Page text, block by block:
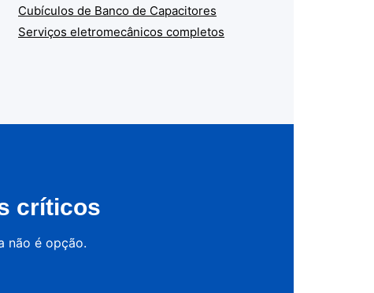
Cubículos de Banco de Capacitores
Serviços eletromecânicos completos
críticos
não é opção.